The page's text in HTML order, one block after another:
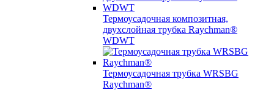
Термоусадочная композитная,
двухслойная трубка Raychman®
WDWT
Термоусадочная трубка WRSBG
Raychman®